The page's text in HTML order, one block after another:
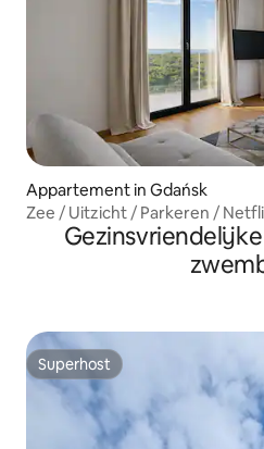
Appartement in Gdańsk
Zee / Uitzicht / Parkeren /
Sauna+Fitnessruimte
Superhost
Superhost